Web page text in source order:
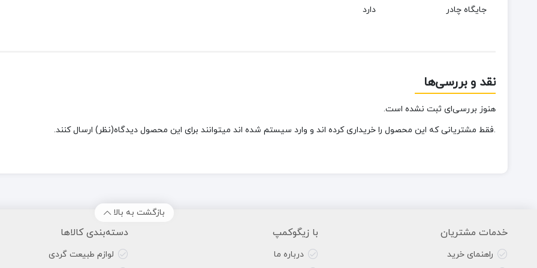
جایگاه چادر دارد
نقد و بررسی‌ها
هنوز بررسی‌ای ثبت نشده است.
.فقط مشتریانی که این محصول را خریداری کرده اند و وارد سیستم شده اند میتوانند برای این محصول دیدگاه(نظر) ارسال کنند.
بازگشت به بالا
خدمات مشتریان
راهنمای خرید
با زیگوکمپ
درباره ما
دسته‌بندی کالاها
لوازم طبیعت گردی